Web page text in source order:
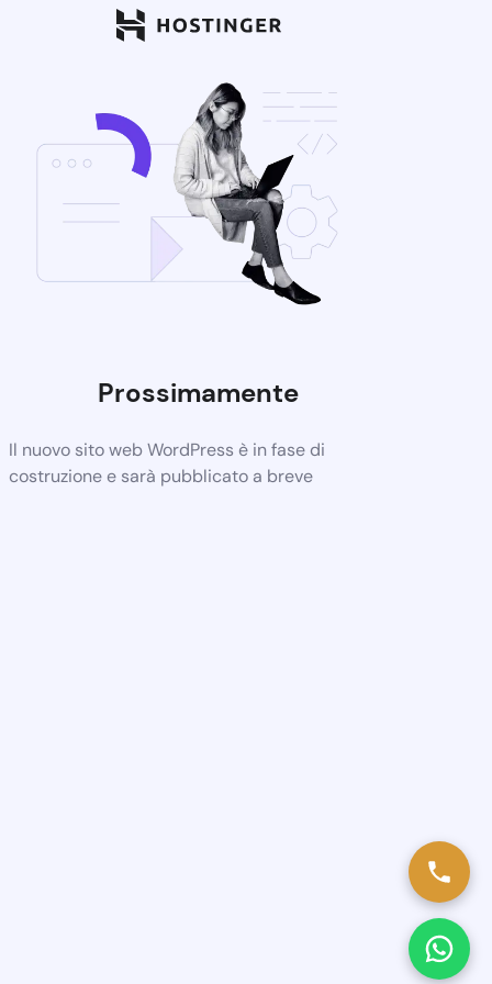
Prossimamente
Il nuovo sito web WordPress è in fase di
costruzione e sarà pubblicato a breve